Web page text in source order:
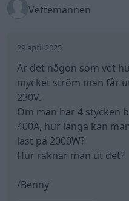
Vettemannen
29 april 2025
Är det någon som vet
mycket ström man får
230V.
Om man har 4 stycken
400A, hur länga kan
last på 2000W?
Hur räknar man ut det?
/Benny